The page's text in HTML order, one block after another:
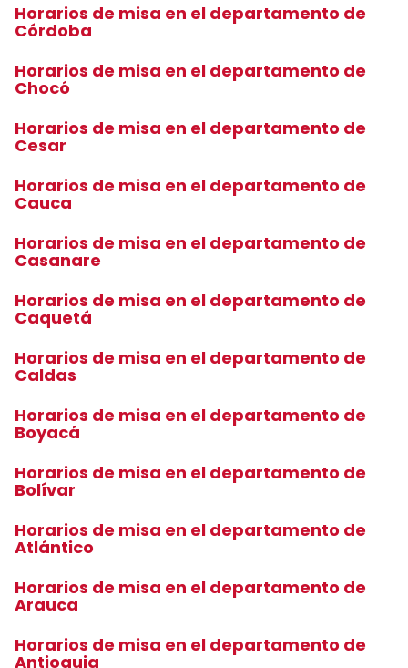
Horarios de misa en el departamento de
Córdoba
Horarios de misa en el departamento de
Chocó
Horarios de misa en el departamento de
Cesar
Horarios de misa en el departamento de
Cauca
Horarios de misa en el departamento de
Casanare
Horarios de misa en el departamento de
Caquetá
Horarios de misa en el departamento de
Caldas
Horarios de misa en el departamento de
Boyacá
Horarios de misa en el departamento de
Bolívar
Horarios de misa en el departamento de
Atlántico
Horarios de misa en el departamento de
Arauca
Horarios de misa en el departamento de
Antioquia